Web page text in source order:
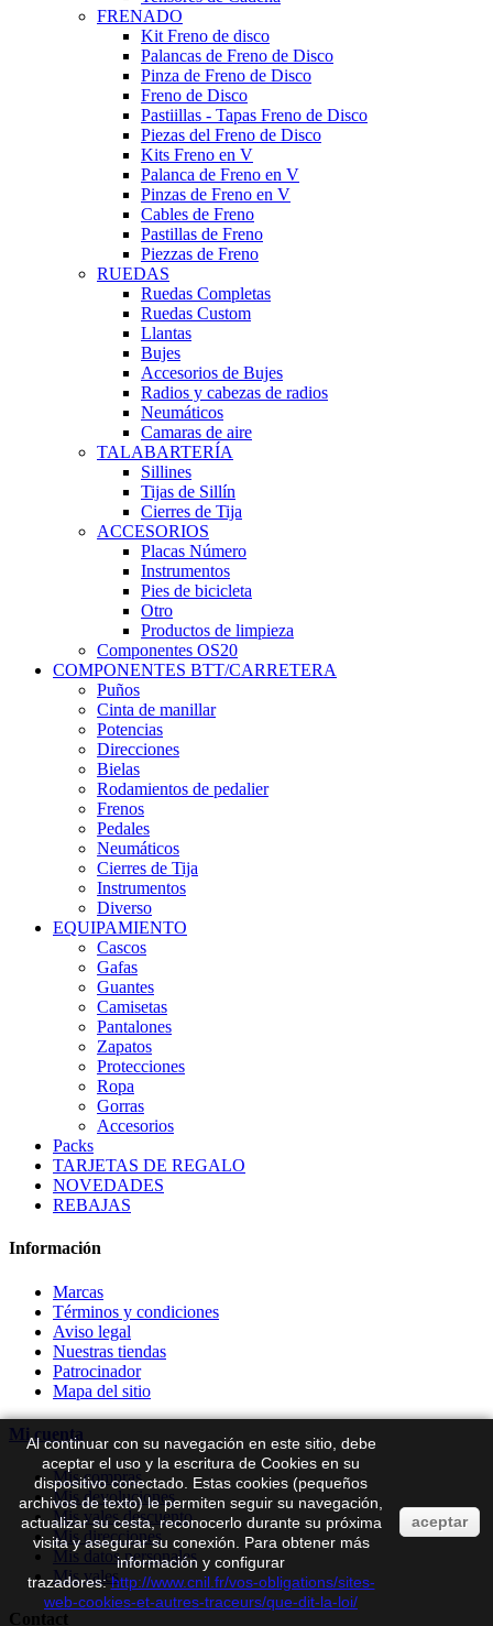
FRENADO
Kit Freno de disco
Palancas de Freno de Disco
Pinza de Freno de Disco
Freno de Disco
Pastiillas - Tapas Freno de Disco
Piezas del Freno de Disco
Kits Freno en V
Palanca de Freno en V
Pinzas de Freno en V
Cables de Freno
Pastillas de Freno
Piezzas de Freno
RUEDAS
Ruedas Completas
Ruedas Custom
Llantas
Bujes
Accesorios de Bujes
Radios y cabezas de radios
Neumáticos
Camaras de aire
TALABARTERÍA
Sillines
Tijas de Sillín
Cierres de Tija
ACCESORIOS
Placas Número
Instrumentos
Pies de bicicleta
Otro
Productos de limpieza
Componentes OS20
COMPONENTES BTT/CARRETERA
Puños
Cinta de manillar
Potencias
Direcciones
Bielas
Rodamientos de pedalier
Frenos
Pedales
Neumáticos
Cierres de Tija
Instrumentos
Diverso
EQUIPAMIENTO
Cascos
Gafas
Guantes
Camisetas
Pantalones
Zapatos
Protecciones
Ropa
Gorras
Accesorios
Packs
TARJETAS DE REGALO
NOVEDADES
REBAJAS
Información
Marcas
Términos y condiciones
Aviso legal
Nuestras tiendas
Patrocinador
Mapa del sitio
Mi cuenta
Mis compras
Mis devoluciones
Mis vales descuento
Mis direcciones
Mis datos personales
Mis vales
Contact
Al continuar con su navegación en este sitio, debe
aceptar el uso y la escritura de Cookies en su
dispositivo conectado. Estas cookies (pequeños
archivos de texto) le permiten seguir su navegación,
actualizar su cesta, reconocerlo durante su próxima
visita y asegurar su conexión. Para obtener más
información y configurar
trazadores:http://www.cnil.fr/vos-obligations/sites-
web-cookies-et-autres-traceurs/que-dit-la-loi/
aceptar